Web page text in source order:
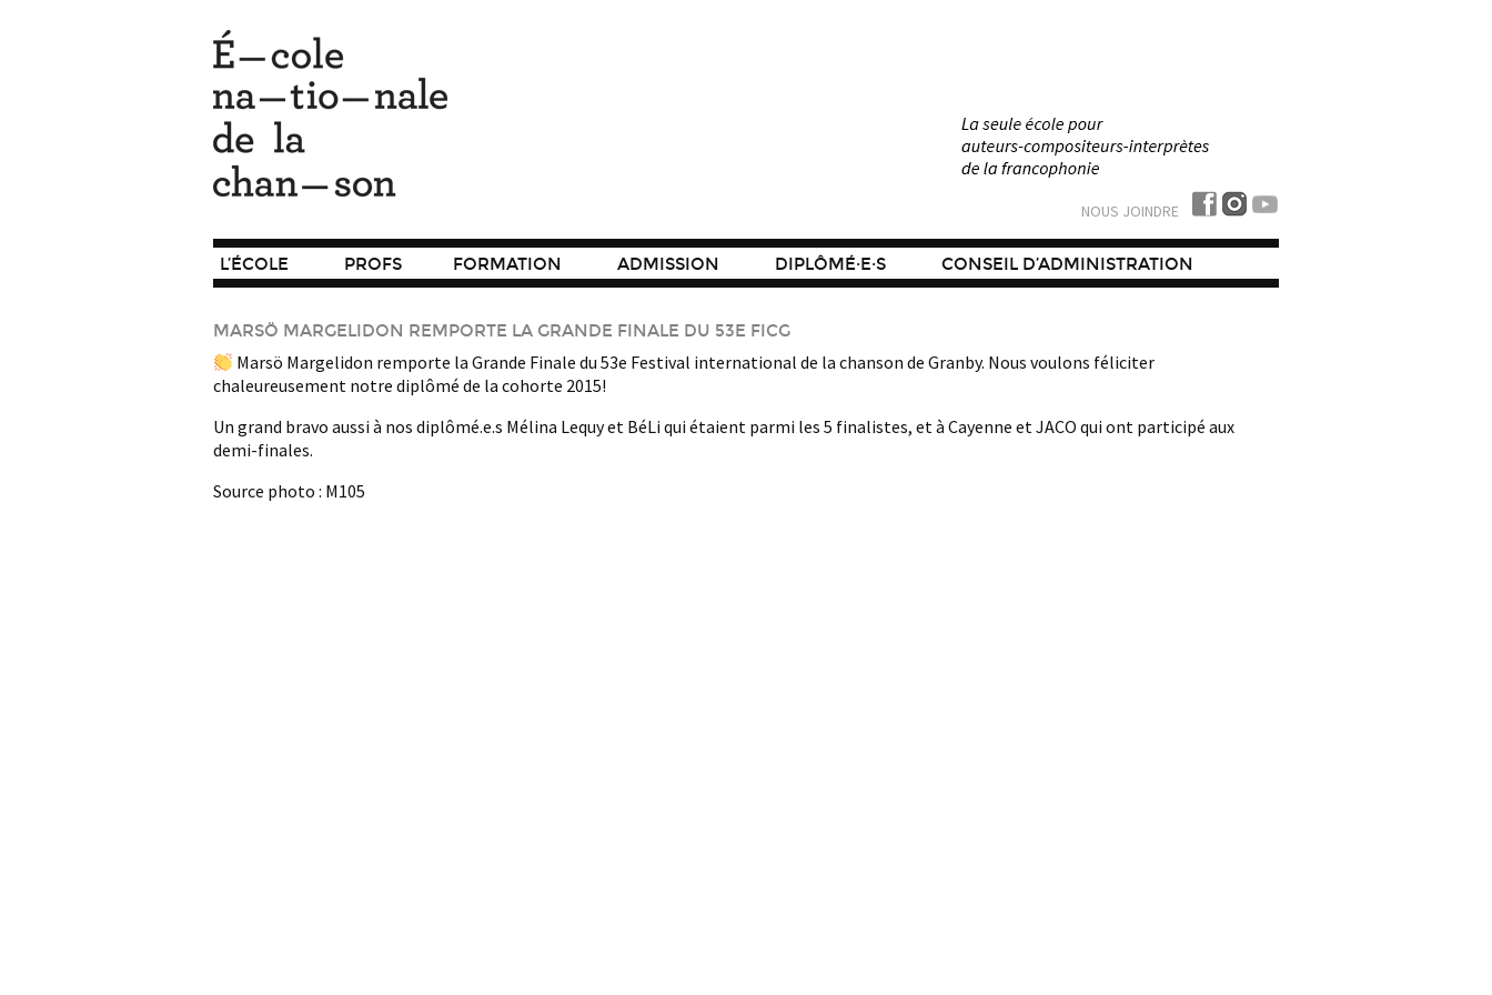
NOUS JOINDRE
L’ÉCOLE PROFS FORMATION ADMISSION DIPLÔMÉ·E·S CONSEIL D’ADMINISTRATION
MARSÖ MARGELIDON REMPORTE LA GRANDE FINALE DU 53E FICG
Marsö Margelidon remporte la Grande Finale du 53e Festival international de la chanson de Granby. Nous voulons féliciter
chaleureusement notre diplômé de la cohorte 2015!
Un grand bravo aussi à nos diplômé.e.s Mélina Lequy et BéLi qui étaient parmi les 5 finalistes, et à Cayenne et JACO qui ont participé aux
demi-finales.
Source photo : M105